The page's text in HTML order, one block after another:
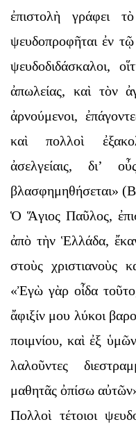
ἐπιστολὴ γράφει
ψευδοπροφῆται ἐν
ψευδοδιδάσκαλοι,
ἀπωλείας, καὶ τὸν
ἀρνούμενοι,
καὶ πολλοὶ
ἀσελγείαις, δι’
βλασφημηθήσεται»
Ὁ Ἅγιος Παῦλος,
ἀπὸ τὴν Ἑλλάδα,
στοὺς χριστιανοὺς
«Ἐγὼ γὰρ οἶδα
ἄφιξίν μου λύκοι
ποιμνίου, καὶ ἐξ
λαλοῦντες
μαθητᾶς ὀπίσω
Πολλοὶ τέτοιοι